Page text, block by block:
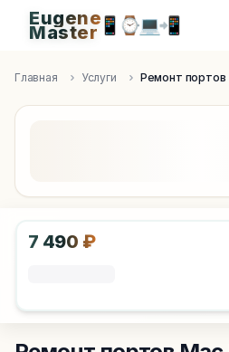
Apple Diagnostics &
Eugene
Master📱 ⌚💻📲
Главная Услуги Ремонт портов
7 490 ₽